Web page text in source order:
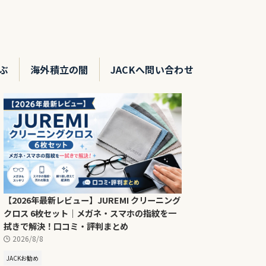
海外積立の闇 JACKへ問い合わせ
【2026年最新レビュー】JUREMI クリーニング
クロス 6枚セット｜メガネ・スマホの指紋を一
拭きで解決！口コミ・評判まとめ
2026/8/8
JACKお勧め